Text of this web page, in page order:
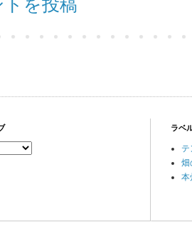
トを投稿
ラベ
畑
本